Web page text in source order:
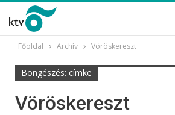
Főoldal Archív Vöröskereszt
Böngészés: címke
Vöröskereszt